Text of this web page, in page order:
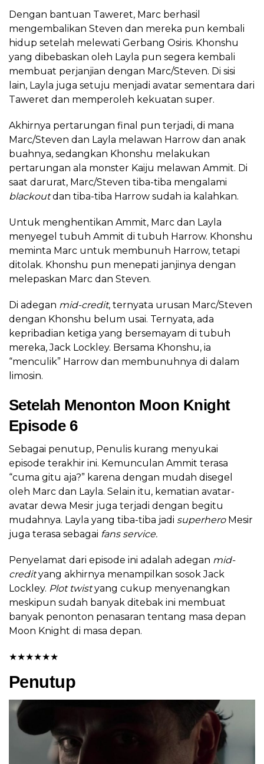
Dengan bantuan Taweret, Marc berhasil
mengembalikan Steven dan mereka pun kembali
hidup setelah melewati Gerbang Osiris. Khonshu
yang dibebaskan oleh Layla pun segera kembali
membuat perjanjian dengan Marc/Steven. Di sisi
lain, Layla juga setuju menjadi avatar sementara dari
Taweret dan memperoleh kekuatan super.
Akhirnya pertarungan final pun terjadi, di mana
Marc/Steven dan Layla melawan Harrow dan anak
buahnya, sedangkan Khonshu melakukan
pertarungan ala monster Kaiju melawan Ammit. Di
saat darurat, Marc/Steven tiba-tiba mengalami
blackoutdan tiba-tiba Harrow sudah ia kalahkan.
Untuk menghentikan Ammit, Marc dan Layla
menyegel tubuh Ammit di tubuh Harrow. Khonshu
meminta Marc untuk membunuh Harrow, tetapi
ditolak. Khonshu pun menepati janjinya dengan
melepaskan Marc dan Steven.
Di adegan mid-credit, ternyata urusan Marc/Steven
dengan Khonshu belum usai. Ternyata, ada
kepribadian ketiga yang bersemayam di tubuh
mereka, Jack Lockley. Bersama Khonshu, ia
“menculik” Harrow dan membunuhnya di dalam
limosin.
Setelah Menonton Moon Knight
Episode 6
Sebagai penutup, Penulis kurang menyukai
episode terakhir ini. Kemunculan Ammit terasa
“cuma gitu aja?” karena dengan mudah disegel
oleh Marc dan Layla. Selain itu, kematian avatar-
avatar dewa Mesir juga terjadi dengan begitu
mudahnya. Layla yang tiba-tiba jadi superhero Mesir
juga terasa sebagai fans service.
Penyelamat dari episode ini adalah adegan mid-
credityang akhirnya menampilkan sosok Jack
Lockley. Plot twistyang cukup menyenangkan
meskipun sudah banyak ditebak ini membuat
banyak penonton penasaran tentang masa depan
Moon Knight di masa depan.
★★★★★★
Penutup